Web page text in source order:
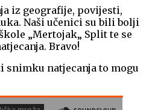
iz geografije, povijesti,
Naši učenici su bili bolji
„Mertojak„ Split te se
Bravo!
snimku natjecanja to mogu